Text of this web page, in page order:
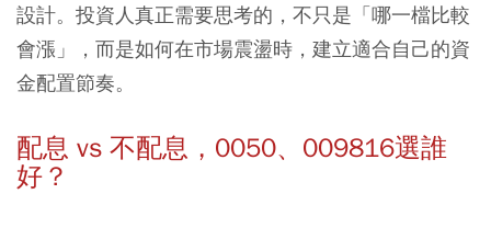
設計。投資人真正需要思考的，不只是「哪一檔比較
會漲」，而是如何在市場震盪時，建立適合自己的資
金配置節奏。
配息 vs 不配息，0050、009816選誰
好？